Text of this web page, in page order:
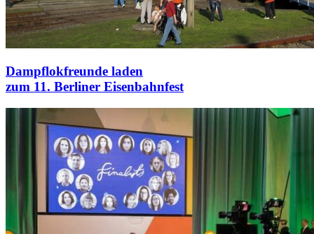
Dampflokfreunde laden
zum 11. Berliner Eisenbahnfest